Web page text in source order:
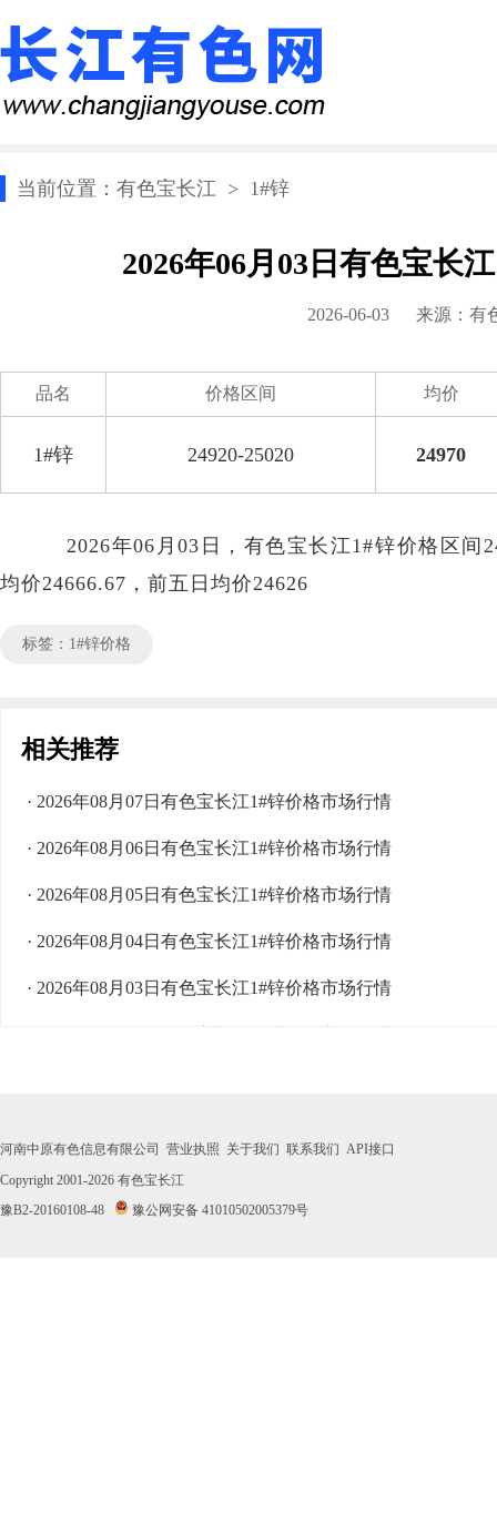
当前位置： 有色宝长江 > 1#锌
2026年06月03日有色宝长
2026-06-03 来源： 有
品名 价格区间 均价
1#锌 24920-25020 24970
2026年06月03日，有色宝长江1#锌价格区间
均价24666.67，前五日均价24626
标签：1#锌价格
相关推荐
· 2026年08月07日有色宝长江1#锌价格市场行情
· 2026年08月06日有色宝长江1#锌价格市场行情
· 2026年08月05日有色宝长江1#锌价格市场行情
· 2026年08月04日有色宝长江1#锌价格市场行情
· 2026年08月03日有色宝长江1#锌价格市场行情
· 2026年07月28日有色宝长江1#锌价格市场行情
· 2026年07月27日有色宝长江1#锌价格市场行情
河南中原有色信息有限公司 营业执照 关于我们 联系我们 API接口
Copyright 2001-2026 有色宝长江
豫B2-20160108-48
豫公网安备 41010502005379号